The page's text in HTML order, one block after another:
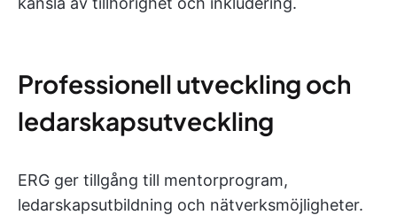
Professionell utveckling och
ledarskapsutveckling
ERG ger tillgång till mentorprogram,
ledarskapsutbildning och nätverksmöjligheter.